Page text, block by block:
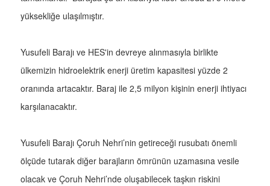
yüksekliğe ulaşılmıştır.
Yusufeli Barajı ve HES'in devreye alınmasıyla birlikte
ülkemizin hidroelektrik enerji üretim kapasitesi yüzde 2
oranında artacaktır. Baraj ile 2,5 milyon kişinin enerji ihtiyacı
karşılanacaktır.
Yusufeli Barajı Çoruh Nehri’nin getireceği rusubatı önemli
ölçüde tutarak diğer barajların ömrünün uzamasına vesile
olacak ve Çoruh Nehri’nde oluşabilecek taşkın riskini